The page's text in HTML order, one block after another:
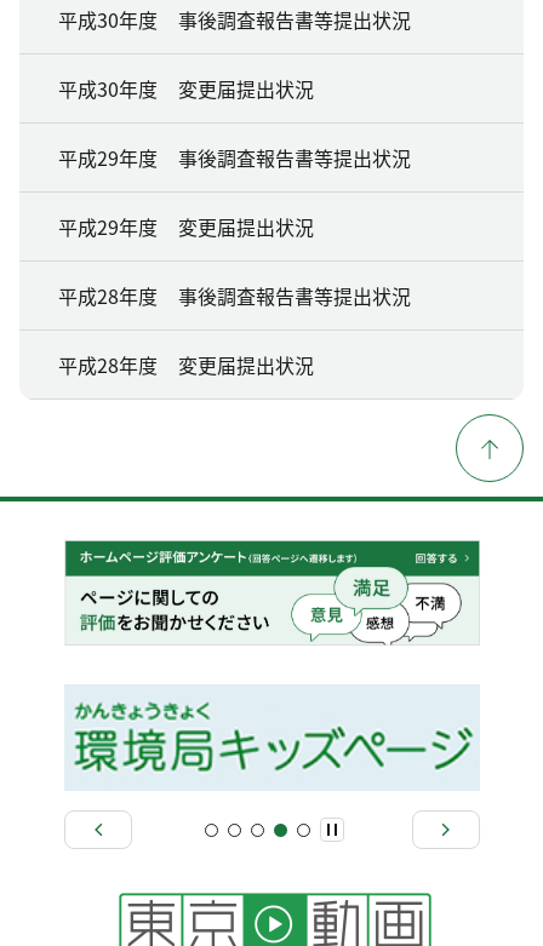
平成30年度 事後調査報告書等提出状況
平成30年度 変更届提出状況
平成29年度 事後調査報告書等提出状況
平成29年度 変更届提出状況
平成28年度 事後調査報告書等提出状況
平成28年度 変更届提出状況